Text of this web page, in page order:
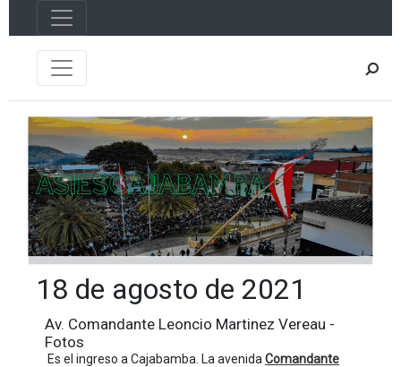
18 de agosto de 2021
Av. Comandante Leoncio Martinez Vereau -
Fotos
Es el ingreso a Cajabamba. La avenida Comandante